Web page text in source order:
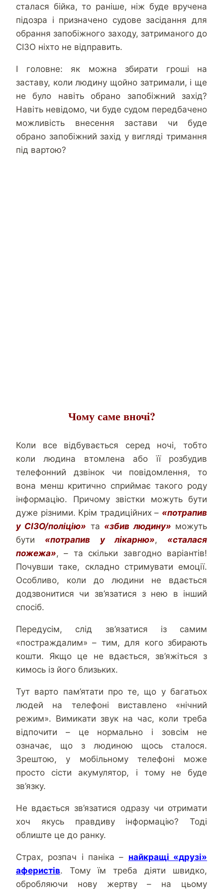
сталася бійка, то раніше, ніж буде вручена
підозра і призначено судове засідання для
обрання запобіжного заходу, затриманого до
СІЗО ніхто не відправить.
І головне: як можна збирати гроші на
заставу, коли людину щойно затримали, і ще
не було навіть обрано запобіжний захід?
Навіть невідомо, чи буде судом передбачено
можливість внесення застави чи буде
обрано запобіжний захід у вигляді тримання
під вартою?
Чому саме вночі?
Коли все відбувається серед ночі, тобто
коли людина втомлена або її розбудив
телефонний дзвінок чи повідомлення, то
вона менш критично сприймає такого роду
інформацію. Причому звістки можуть бути
дуже різними. Крім традиційних – «потрапив
у СІЗО/поліцію» та «збив людину» можуть
бути «потрапив у лікарню», «сталася
пожежа», – та скільки завгодно варіантів!
Почувши таке, складно стримувати емоції.
Особливо, коли до людини не вдається
додзвонитися чи зв’язатися з нею в інший
спосіб.
Передусім, слід зв’язатися із самим
«постраждалим» – тим, для кого збирають
кошти. Якщо це не вдається, зв’яжіться з
кимось із його близьких.
Тут варто пам’ятати про те, що у багатьох
людей на телефоні виставлено «нічний
режим». Вимикати звук на час, коли треба
відпочити – це нормально і зовсім не
означає, що з людиною щось сталося.
Зрештою, у мобільному телефоні може
просто сісти акумулятор, і тому не буде
зв’язку.
Не вдається зв’язатися одразу чи отримати
хоч якусь правдиву інформацію? Тоді
облиште це до ранку.
Страх, розпач і паніка – найкращі «друзі»
аферистів. Тому їм треба діяти швидко,
обробляючи нову жертву – на цьому